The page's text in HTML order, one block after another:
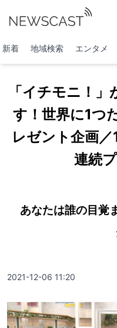
新着 地域検索 エンタメ
「イチモニ！
す！世界に1つ
レゼント企画
連続
あなたは誰の目覚
2021-12-06 11:20